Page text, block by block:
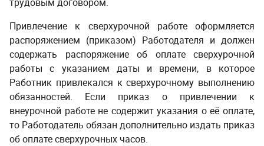
Привлечение к сверхурочной работе оформляется
распоряжением (приказом) Работодателя и должен
содержать распоряжение об оплате сверхурочной
работы с указанием даты и времени, в которое
Работник привлекался к сверхурочному выполнению
обязанностей. Если приказ о привлечении к
внеурочной работе не содержит указания о её оплате,
то Работодатель обязан дополнительно издать приказ
об оплате сверхурочных часов.